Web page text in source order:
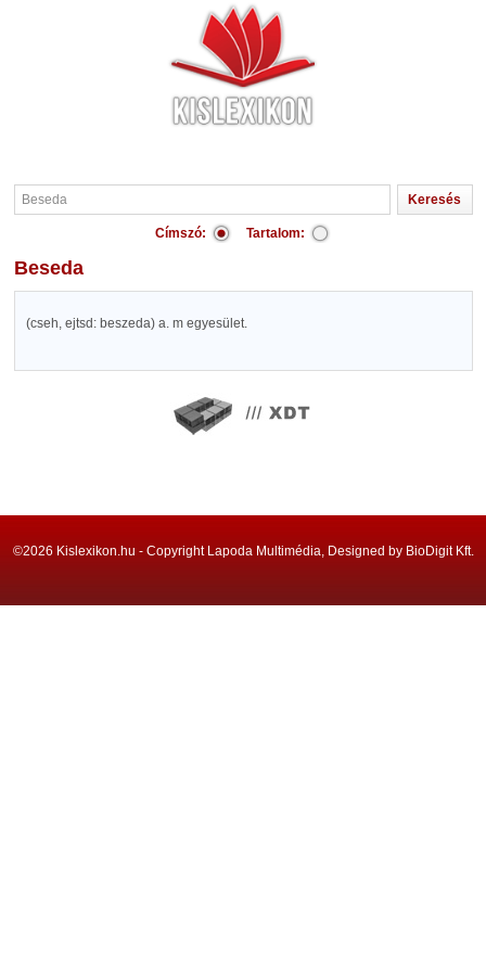
Címszó: Tartalom:
Beseda
(cseh, ejtsd: beszeda) a. m egyesület.
©2026 Kislexikon.hu - Copyright Lapoda Multimédia, Designed by BioDigit Kft.